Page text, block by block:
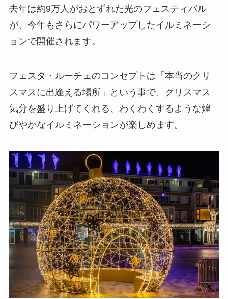
去年は約9万人がおとずれた光のフェスティバル
が、今年もさらにパワーアップしたイルミネーシ
ョンで開催されます。
フェスタ・ルーチェのコンセプトは「本当のクリ
スマスに出逢える場所」という事で、クリスマス
気分を盛り上げてくれる、わくわくするような煌
びやかなイルミネーションが楽しめます。